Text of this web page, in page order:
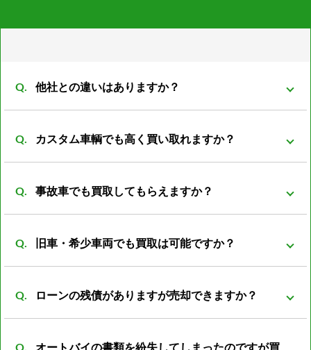
他社との違いはありますか？
もバイクの販売先がある為、 在庫を抱える事も無くコ
ストの削減が可能となっております。 その結果、買取
価格を高くさせていただく事が可能になっておりま
カスタム車輌でも高く買い取れますか？
反映される車両がほとんどです。 ノーマル部品とセッ
トの場合プラス評価しますが、ノーマルパーツが無い
状態ですとマイナス評価となる車両もあります。
事故車でも買取してもらえますか？
可能です。 一般的に廃車費用は8000～数万円かかると
言われています。 事故車を所有していても利用価値は
なく、処分する際には必ず廃車費用がかかります。 バ
旧車・希少車両でも買取は可能ですか？
たりと扱える会社が少ない為、売却が難しいとされて
います。 しかし弊社は経験豊富な査定員がいる為、安
心してご売却頂けるかと思います。
ローンの残債がありますが売却できますか？